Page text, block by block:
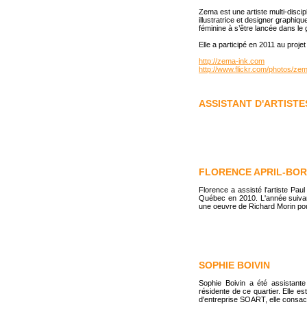
Zema est une artiste multi-
illustratrice et designer
féminine à s’être lancée dans le
Elle a participé en 2011 au
http://zema-ink.com
http://www.flickr.com/photos/
ASSISTANT
FLORENCE APRIL-
Florence a assisté l'artiste
Québec en 2010. L'année
une oeuvre de Richard Morin
SOPHIE BOIVIN
Sophie Boivin a été
résidente de ce quartier. Elle
d'entreprise SOART, elle